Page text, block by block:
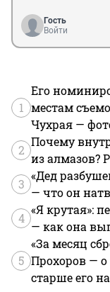
Гость
Войти
1
Его
местам
Чухрая —
2
Почему
из алмазов?
3
«Дед
— что он
4
«Я крутая»:
— как она
5
«За месяц
Прохоров — о
старше его